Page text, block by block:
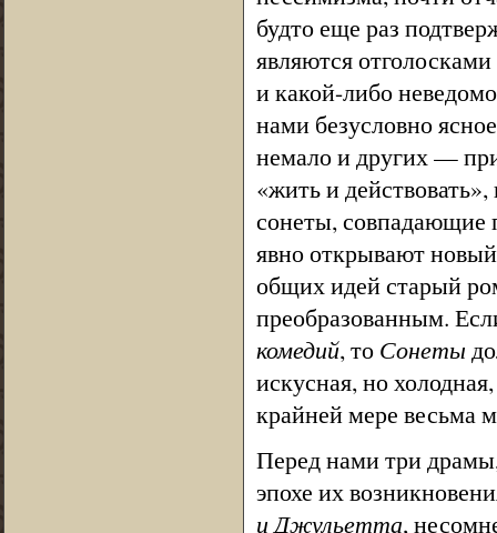
будто еще раз
являются
и какой-либо
нами безусловно
немало и других —
«жить и
сонеты, совпадающие
явно открывают
общих идей старый
преобразованным.
комедий, то Сонеты
искусная, но
крайней мере весьма
Перед нами три
эпохе их
и Джульетта,